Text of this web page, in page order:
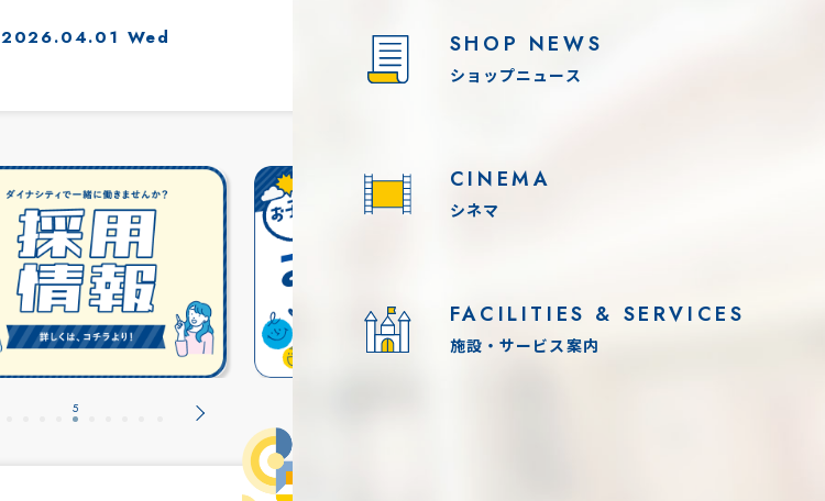
2026.04.01 Wed SHOP NEWS
ショップニュース
CINEMA
シネマ
FACILITIES & SERVICES
施設・サービス案内